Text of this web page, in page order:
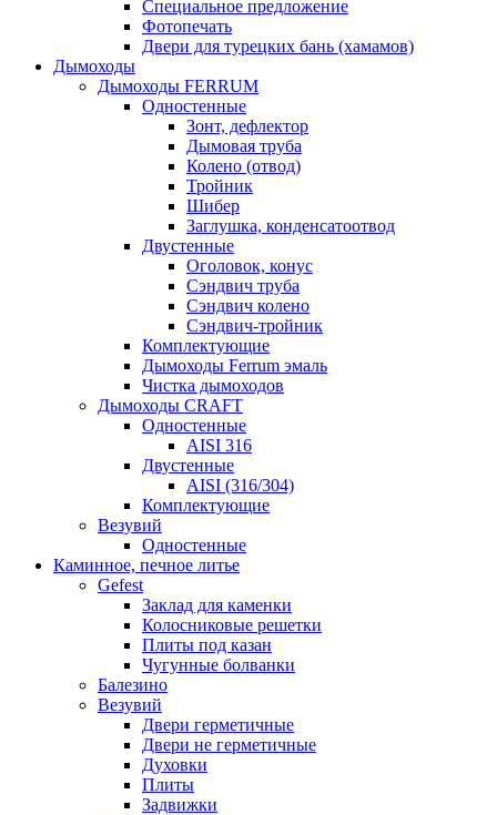
Специальное предложение
Фотопечать
Двери для турецких бань (хамамов)
Дымоходы
Дымоходы FERRUM
Одностенные
Зонт, дефлектор
Дымовая труба
Колено (отвод)
Тройник
Шибер
Заглушка, конденсатоотвод
Двустенные
Оголовок, конус
Сэндвич труба
Сэндвич колено
Сэндвич-тройник
Комплектующие
Дымоходы Ferrum эмаль
Чистка дымоходов
Дымоходы CRAFT
Одностенные
AISI 316
Двустенные
AISI (316/304)
Комплектующие
Везувий
Одностенные
Каминное, печное литье
Gefest
Заклад для каменки
Колосниковые решетки
Плиты под казан
Чугунные болванки
Балезино
Везувий
Двери герметичные
Двери не герметичные
Духовки
Плиты
Задвижки